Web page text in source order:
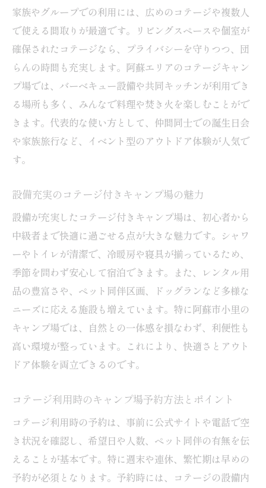
家族やグループでの利用には、広めのコテージや複数人
で使える間取りが最適です。リビングスペースや個室が
確保されたコテージなら、プライバシーを守りつつ、団
らんの時間も充実します。阿蘇エリアのコテージキャン
プ場では、バーベキュー設備や共同キッチンが利用でき
る場所も多く、みんなで料理や焚き火を楽しむことがで
きます。代表的な使い方として、仲間同士での誕生日会
や家族旅行など、イベント型のアウトドア体験が人気で
す。
設備充実のコテージ付きキャンプ場の魅力
設備が充実したコテージ付きキャンプ場は、初心者から
中級者まで快適に過ごせる点が大きな魅力です。シャワ
ーやトイレが清潔で、冷暖房や寝具が揃っているため、
季節を問わず安心して宿泊できます。また、レンタル用
品の豊富さや、ペット同伴区画、ドッグランなど多様な
ニーズに応える施設も増えています。特に阿蘇市小里の
キャンプ場では、自然との一体感を損なわず、利便性も
高い環境が整っています。これにより、快適さとアウト
ドア体験を両立できるのです。
コテージ利用時のキャンプ場予約方法とポイント
コテージ利用時の予約は、事前に公式サイトや電話で空
き状況を確認し、希望日や人数、ペット同伴の有無を伝
えることが基本です。特に週末や連休、繁忙期は早めの
予約が必須となります。予約時には、コテージの設備内